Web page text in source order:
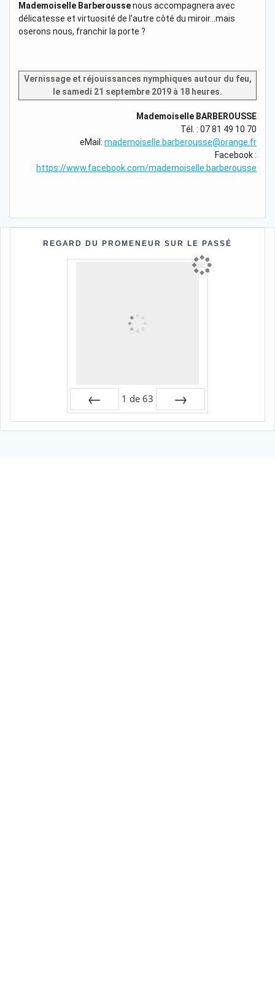
Mademoiselle Barberoussenous accompagnera avec
délicatesse et virtuosité de l’autre côté du miroir…mais
oserons nous, franchir la porte ?
Vernissage et réjouissances nymphiques autour du feu,
le samedi 21 septembre 2019 à 18 heures.
Mademoiselle BARBEROUSSE
Tél. : 07 81 49 10 70
eMail: mademoiselle.barberousse@orange.fr
Facebook :
https://www.facebook.com/mademoiselle.barberousse
REGARD DU PROMENEUR SUR LE PASSÉ
Préc
1 de 63
Suiv.